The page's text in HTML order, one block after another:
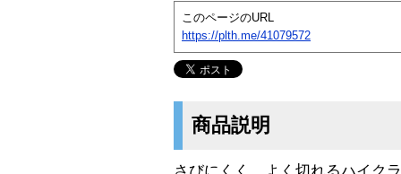
このページのURL
https://plth.me/41079572
商品説明